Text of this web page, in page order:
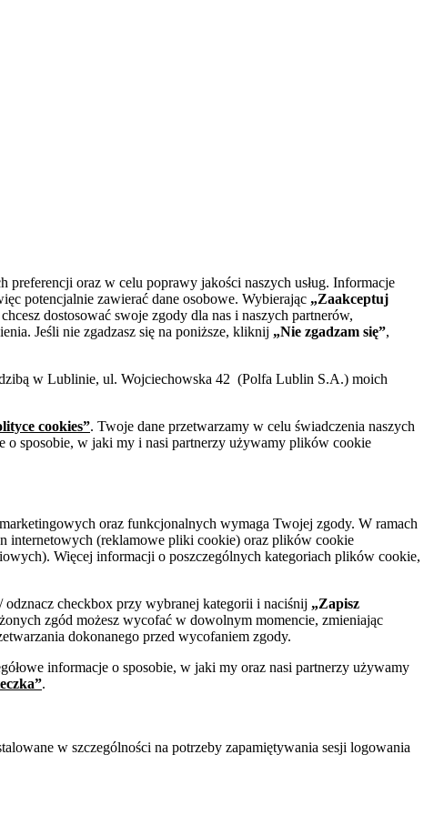
oraz w celu poprawy jakości naszych usług. Informacje
potencjalnie zawierać dane osobowe. Wybierając „Zaakceptuj
dostosować swoje zgody dla nas i naszych partnerów,
Jeśli nie zgadzasz się na poniższe, kliknij „Nie zgadzam się”,
w Lublinie, ul. Wojciechowska 42 (Polfa Lublin S.A.) moich
cookies”. Twoje dane przetwarzamy w celu świadczenia naszych
o sposobie, w jaki my i nasi partnerzy używamy plików cookie
oraz funkcjonalnych wymaga Twojej zgody. W ramach
internetowych (reklamowe pliki cookie) oraz plików cookie
Więcej informacji o poszczególnych kategoriach plików cookie,
checkbox przy wybranej kategorii i naciśnij „Zapisz
zgód możesz wycofać w dowolnym momencie, zmieniając
dokonanego przed wycofaniem zgody.
informacje o sposobie, w jaki my oraz nasi partnerzy używamy
.
w szczególności na potrzeby zapamiętywania sesji logowania